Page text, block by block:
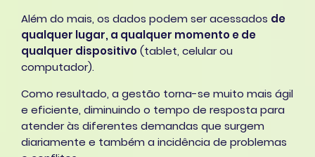
Além do mais, os dados podem ser acessados de
qualquer lugar, a qualquer momento e de
qualquer dispositivo(tablet, celular ou
computador).
Como resultado, a gestão torna-se muito mais ágil
e eficiente, diminuindo o tempo de resposta para
atender às diferentes demandas que surgem
diariamente e também a incidência de problemas